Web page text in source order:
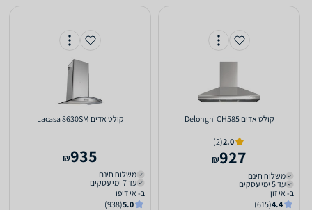
קולט אדים Delonghi CH585
2.0
(2)
927
₪
משלוח חינם
עד 5 ימי עסקים
ב- אי זון
4.4
(615)
קולט אדים Lacasa 8630SM
935
₪
משלוח חינם
עד 7 ימי עסקים
ב- אי דיפו
5.0
(938)